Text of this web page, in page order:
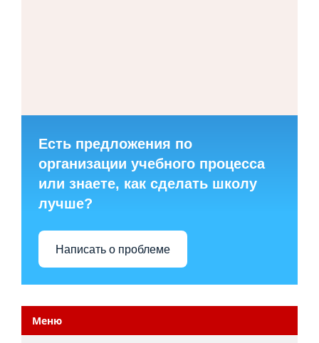
Есть предложения по
организации учебного процесса
или знаете, как сделать школу
лучше?
Написать о проблеме
Меню